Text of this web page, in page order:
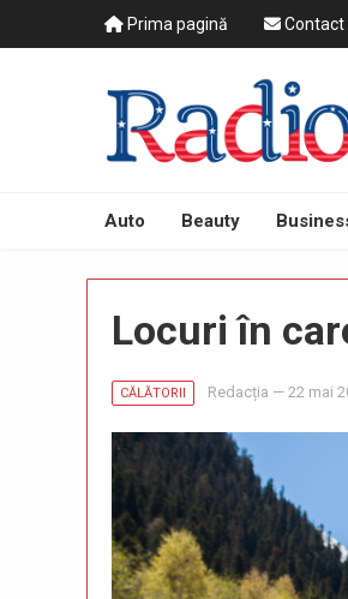
Prima pagină Contact
Auto Beauty
Locuri în
CĂLĂTORII Redacția — 22 mai